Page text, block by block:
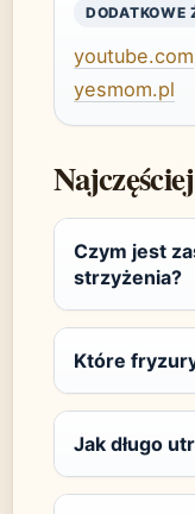
DODATKOWE
youtube.com
yesmom.pl
Czym jest
strzyżenia?
Które
Jak długo